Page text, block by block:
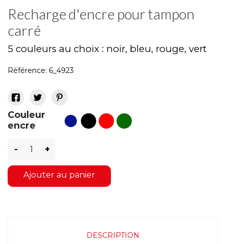
Recharge d'encre pour tampon
carré
5 couleurs au choix : noir, bleu, rouge, vert
Référence: 6_4923
Couleur
encre
bleunoir rougevert
- +
Ajouter au panier
DESCRIPTION